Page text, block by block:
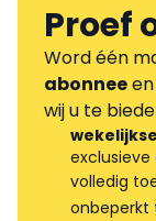
Proef
Word één
abonnee
wij u te
volledig
onbeperkt